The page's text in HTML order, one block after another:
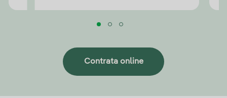
Contrata online